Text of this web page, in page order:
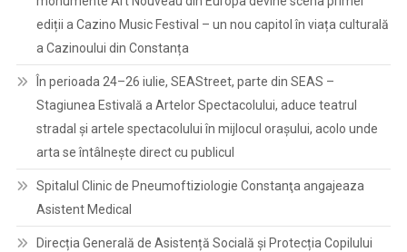
ediții a Cazino Music Festival – un nou capitol în viața culturală
a Cazinoului din Constanța
În perioada 24–26 iulie, SEAStreet, parte din SEAS –
Stagiunea Estivală a Artelor Spectacolului, aduce teatrul
stradal și artele spectacolului în mijlocul orașului, acolo unde
arta se întâlnește direct cu publicul
Spitalul Clinic de Pneumoftiziologie Constanţa angajeaza
Asistent Medical
Direcția Generală de Asistență Socială și Protecția Copilului